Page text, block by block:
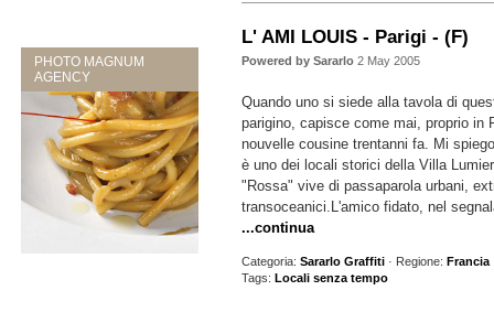
PHOTO MAGNUM
AGENCY
L' AMI LOUIS - Parigi - (F)
Powered by Sararlo 2 May 2005
Quando uno si siede alla tavola di
parigino, capisce come mai, proprio in
nouvelle cousine trentanni fa. Mi
è uno dei locali storici della Villa
"Rossa" vive di passaparola urbani,
transoceanici.L'amico fidato, nel
...continua
Categoria:Sararlo Graffiti · Regione:Francia
Tags:Locali senza tempo